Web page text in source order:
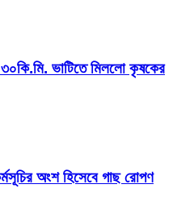
ভাটিতে মিললো কৃষকের
অংশ হিসেবে গাছ রোপণ